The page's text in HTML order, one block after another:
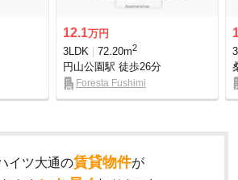
12.1万円
3LDK
72.20m2
円山公園駅 徒歩26分
Foresta Fushimi
イツ大通の賃貸物件が